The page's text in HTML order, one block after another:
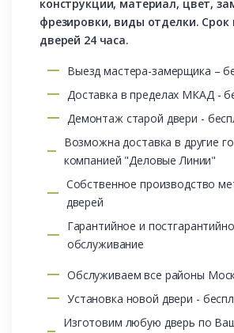
конструкции, материал, цвет,
фрезировки, виды отделки. Срок
дверей 24 часа.
Выезд мастера-замерщика –
Доставка в пределах МКАД -
Демонтаж старой двери -
Возможна доставка в другие
компанией "Деловые Линии"
Собственное производство
дверей
Гарантийное и
обслуживание
Обслуживаем все районы
Установка новой двери -
Изготовим любую дверь по